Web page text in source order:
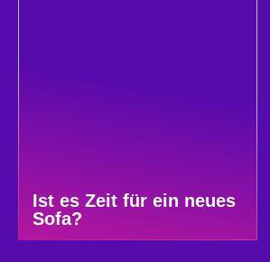
Ist es Zeit für ein neues
Sofa?